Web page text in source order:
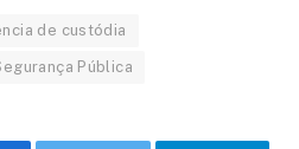
de custódia
Pública